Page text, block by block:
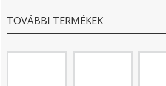
TOVÁBBI TERMÉKEK